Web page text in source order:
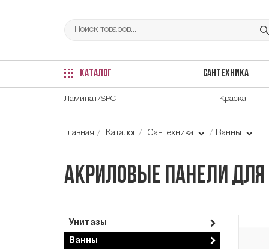
КАТАЛОГ САНТЕХНИКА
Ламинат/SPC Краска
Главная Каталог Сантехника Ванны
Акриловые панели для
Унитазы
Ванны